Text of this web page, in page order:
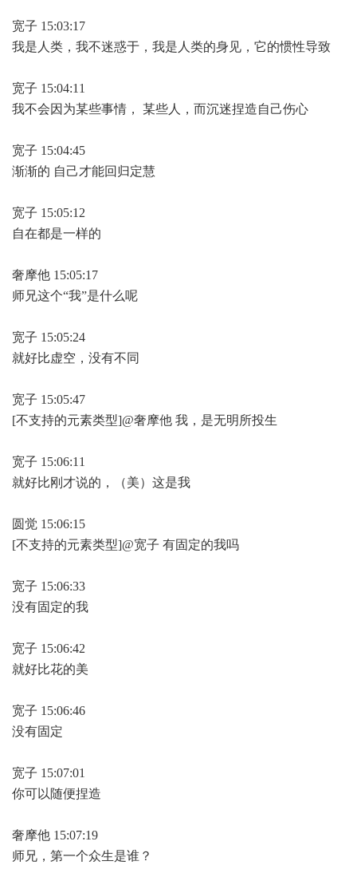
宽子 15:03:17
我是人类，我不迷惑于，我是人类的身见，它的惯性导致
宽子 15:04:11
我不会因为某些事情， 某些人，而沉迷捏造自己伤心
宽子 15:04:45
渐渐的 自己才能回归定慧
宽子 15:05:12
自在都是一样的
奢摩他 15:05:17
师兄这个“我”是什么呢
宽子 15:05:24
就好比虚空，没有不同
宽子 15:05:47
[不支持的元素类型]@奢摩他 我，是无明所投生
宽子 15:06:11
就好比刚才说的，（美）这是我
圆觉 15:06:15
[不支持的元素类型]@宽子 有固定的我吗
宽子 15:06:33
没有固定的我
宽子 15:06:42
就好比花的美
宽子 15:06:46
没有固定
宽子 15:07:01
你可以随便捏造
奢摩他 15:07:19
师兄，第一个众生是谁？